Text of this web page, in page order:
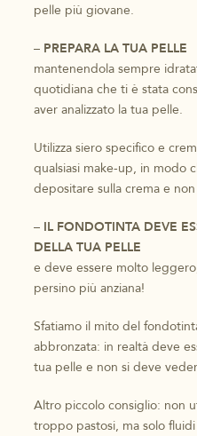
pelle più giovane.
– PREPARA LA TUA PELLE
mantenendola sempre
quotidiana che ti è stata
aver analizzato la tua pelle.
Utilizza siero specifico e
qualsiasi make-up, in modo
depositare sulla crema e
– IL FONDOTINTA DEVE
DELLA TUA PELLE
e deve essere molto
persino più anziana!
Sfatiamo il mito del
abbronzata: in realtà deve
tua pelle e non si deve
Altro piccolo consiglio: non
troppo pastosi, ma solo